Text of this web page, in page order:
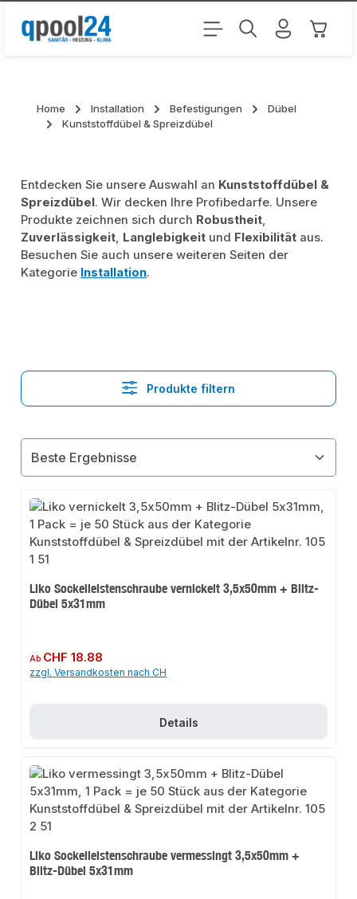
Zum Hauptinhalt springen
Home Installation Befestigungen
Dübel
Kunststoffdübel & Spreizdübel
Entdecken Sie unsere Auswahl an Kunststoffdübel &
Spreizdübel. Wir decken Ihre Profibedarfe. Unsere
Produkte zeichnen sich durch Robustheit,
Zuverlässigkeit, Langlebigkeit und Flexibilität aus.
Besuchen Sie auch unsere weiteren Seiten der
Kategorie Installation.
Produkte filtern
Liko Sockelleistenschraube vernickelt 3,5x50mm + Blitz-
Dübel 5x31mm
Regulärer Preis:
Ab CHF 18.88
zzgl. Versandkosten nach CH
Details
Liko Sockelleistenschraube vermessingt 3,5x50mm +
Blitz-Dübel 5x31mm